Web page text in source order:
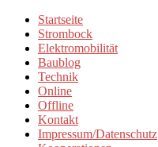
Startseite
Strombock
Elektromobilität
Baublog
Technik
Online
Offline
Kontakt
Impressum/Datenschutz